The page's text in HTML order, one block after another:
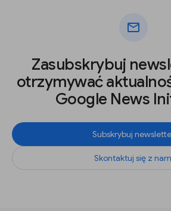
mail
Zasubskrybuj
otrzymywać
Google News
Subskrybuj
Skontaktuj się z